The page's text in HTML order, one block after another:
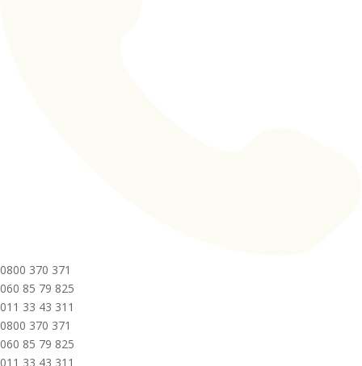
0800 370 371
060 85 79 825
011 33 43 311
0800 370 371
060 85 79 825
011 33 43 311